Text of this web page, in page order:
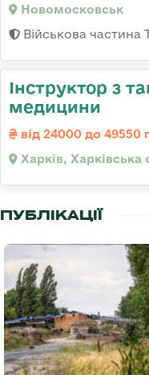
Новомосковськ
Військова частина
Інструктор з
медицини
від 24000 до 49550
Харків, Харківська
ПУБЛІКАЦІЇ